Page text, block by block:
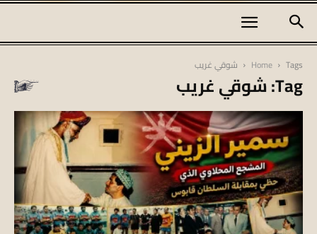
koraapedia
Home Tags شوقي غريب
Tag: شوقي غريب